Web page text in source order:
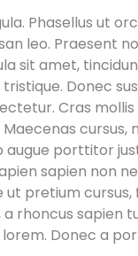
Phasellus ut
leo. Praesent
sit amet,
Donec
Cras mollis
cursus,
augue porttitor
sapien non
ut pretium cursus,
rhoncus sapien
Donec a